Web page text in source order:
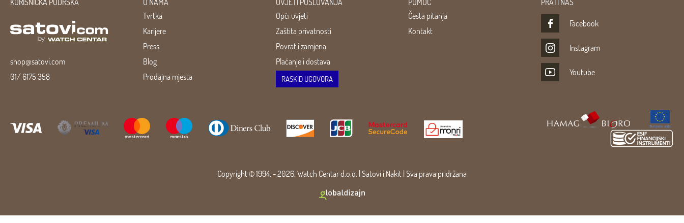
KORISNIČKA PODRŠKA
shop@satovi.com
01/ 6175 358
O NAMA
Tvrtka
Karijere
Press
Blog
Prodajna mjesta
UVJETI POSLOVANJA
Opći uvjeti
Zaštita privatnosti
Povrat i zamjena
Plaćanje i dostava
RASKID UGOVORA
POMOĆ
Česta pitanja
Kontakt
PRATI NAS
Facebook
Instagram
Youtube
Copyright © 1994. - 2026. Watch Centar d.o.o. | Satovi i Nakit | Sva prava pridržana